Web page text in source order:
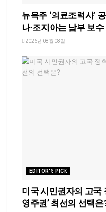
뉴욕주 ‘의료조력사’
나·조지아는 남부 보
2026년 08월 08일
EDITOR'S PICK
미국 시민권자의 고국
영주권’ 최선의 선택은